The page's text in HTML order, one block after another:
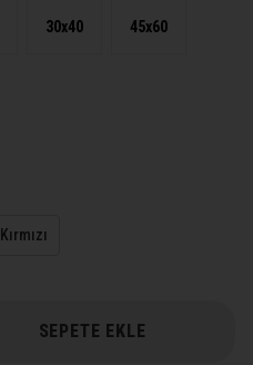
30x40 45x60
Kırmızı
SEPETE EKLE